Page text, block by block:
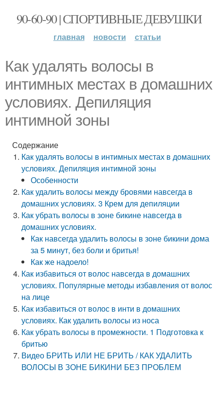
90-60-90 | СПОРТИВНЫЕ ДЕВУШКИ
главная новости статьи
Как удалять волосы в
интимных местах в домашних
условиях. Депиляция
интимной зоны
Содержание
Как удалять волосы в интимных местах в домашних
условиях. Депиляция интимной зоны
Особенности
Как удалить волосы между бровями навсегда в
домашних условиях. 3 Крем для депиляции
Как убрать волосы в зоне бикине навсегда в
домашних условиях.
Как навсегда удалить волосы в зоне бикини дома
за 5 минут, без боли и бритья!
Как же надоело!
Как избавиться от волос навсегда в домашних
условиях. Популярные методы избавления от волос
на лице
Как избавиться от волос в инти в домашних
условиях. Как удалить волосы из носа
Как убрать волосы в промежности. 1 Подготовка к
бритью
Видео БРИТЬ ИЛИ НЕ БРИТЬ / КАК УДАЛИТЬ
ВОЛОСЫ В ЗОНЕ БИКИНИ БЕЗ ПРОБЛЕМ